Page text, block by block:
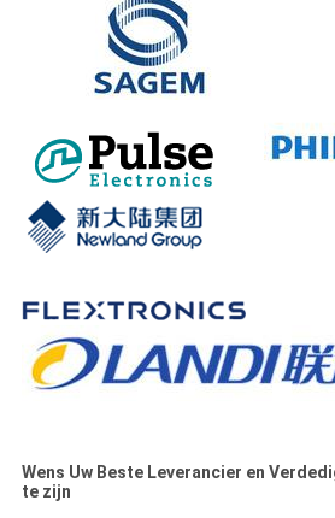
Wens Uw Beste Leverancier en
te zijn